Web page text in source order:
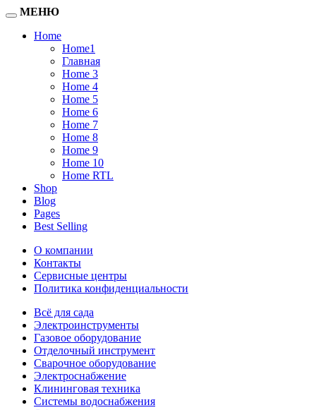
МЕНЮ
Home
Home1
Главная
Home 3
Home 4
Home 5
Home 6
Home 7
Home 8
Home 9
Home 10
Home RTL
Shop
Blog
Pages
Best Selling
О компании
Контакты
Сервисные центры
Политика конфиденциальности
Всё для сада
Электроинструменты
Газовое оборудование
Отделочный инструмент
Сварочное оборудование
Электроснабжение
Клининговая техника
Системы водоснабжения